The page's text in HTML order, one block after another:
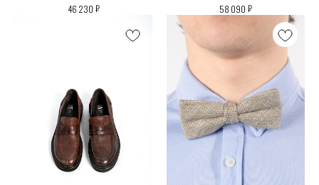
46 230 ₽ 58 090 ₽